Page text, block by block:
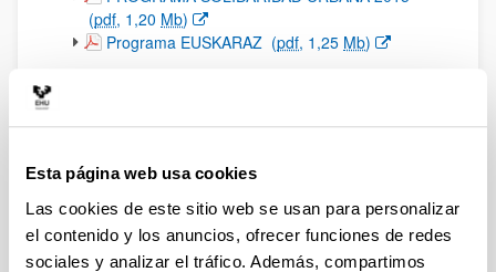
Esta página web usa cookies
Las cookies de este sitio web se usan para personalizar
el contenido y los anuncios, ofrecer funciones de redes
sociales y analizar el tráfico. Además, compartimos
(pdf, 1,20 Mb)
(Abre una nueva ventana)
Programa EUSKARAZ (pdf, 1,25 Mb)
alimentaria en nuestro entorno y la diversidad de
estrategias y propuestas con las que se le está
dando respuesta. Así, se abordarán programas de
atención de necesidades básicas en un variada
tipología.